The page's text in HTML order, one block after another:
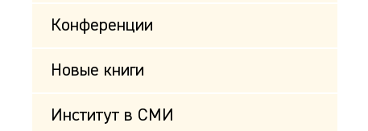
Конференции
Новые книги
Институт в СМИ